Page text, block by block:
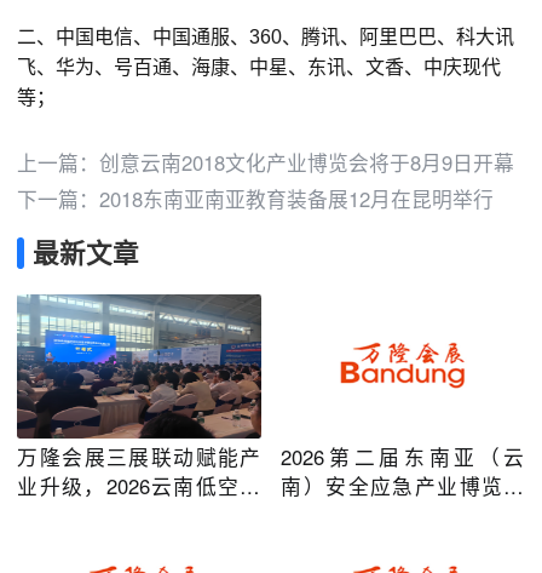
二、中国电信、中国通服、360、腾讯、阿里巴巴、科大讯
飞、华为、号百通、海康、中星、东讯、文香、中庆现代
等；
上一篇：创意云南2018文化产业博览会将于8月9日开幕
下一篇：2018东南亚南亚教育装备展12月在昆明举行
最新文章
万隆会展三展联动赋能产
业升级，2026云南低空经
2026第二届东南亚（云
南）安全应急产业博览会